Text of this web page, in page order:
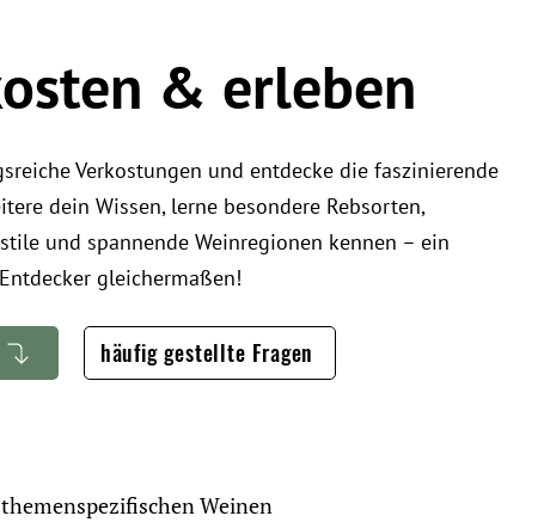
& erleben
Verkostungen und entdecke die faszinierende
dein Wissen, lerne besondere Rebsorten,
und spannende Weinregionen kennen – ein
gleichermaßen!
häufig gestellte Fragen
Weinen